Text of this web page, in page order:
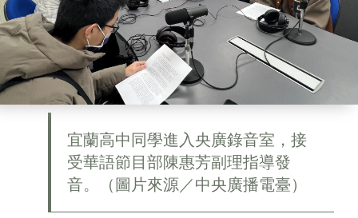
宜蘭高中同學進入央廣錄音室，接
受華語節目部陳惠芳副理指導發
音。（圖片來源／中央廣播電臺）